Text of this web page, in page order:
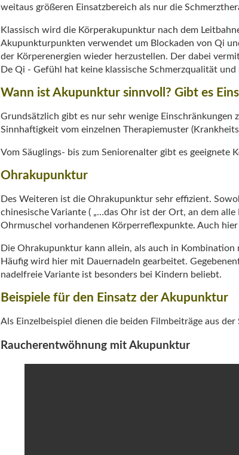
weitaus größeren Einsatzbereich als nur die
Klassisch wird die Körperakupunktur nach dem
Akupunkturpunkten verwendet um Blockaden von Qi
der Körperenergien wieder herzustellen. Der dabei
De Qi - Gefühl hat keine klassische Schmerzqualität
Wann ist Akupunktur sinnvoll? Gibt es
Grundsätzlich gibt es nur sehr wenige Einschränkungen
Sinnhaftigkeit vom einzelnen Therapiemuster
Vom Säuglings- bis zum Seniorenalter gibt es
Ohrakupunktur
Des Weiteren ist die Ohrakupunktur sehr effizient.
chinesische Variante ( „…das Ohr ist der Ort, an dem
Ohrmuschel vorhandenen Körperreflexpunkte. Auch
Die Ohrakupunktur kann allein, als auch in
Häufig wird hier mit Dauernadeln gearbeitet.
nadelfreie Variante ist besonders bei Kindern beliebt.
Beispiele für den Einsatz der Akupunktur
Als Einzelbeispiel dienen die beiden Filmbeiträge aus der
Raucherentwöhnung mit Akupunktur